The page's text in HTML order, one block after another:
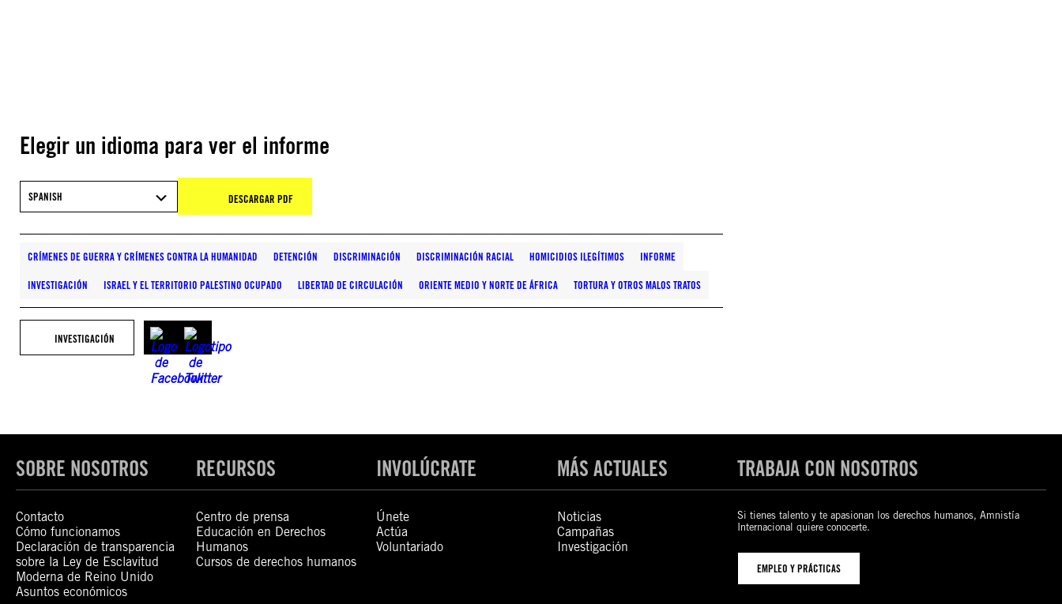
Elegir un idioma para ver el informe
SPANISH DESCARGAR PDF
CRÍMENES DE GUERRA Y CRÍMENES CONTRA LA HUMANIDAD DETENCIÓN DISCRIMINACIÓN DISCRIMINACIÓN RACIAL HOMICIDIOS ILEGÍTIMOS INFORME
INVESTIGACIÓN ISRAEL Y EL TERRITORIO PALESTINO OCUPADO LIBERTAD DE CIRCULACIÓN ORIENTE MEDIO Y NORTE DE ÁFRICA TORTURA Y OTROS MALOS TRATOS
INVESTIGACIÓN
SOBRE NOSOTROS
Contacto
Cómo funcionamos
Declaración de transparencia
sobre la Ley de Esclavitud
Moderna de Reino Unido
Asuntos económicos
RECURSOS
Centro de prensa
Educación en Derechos
Humanos
Cursos de derechos humanos
INVOLÚCRATE
Únete
Actúa
Voluntariado
MÁS ACTUALES
Noticias
Campañas
Investigación
TRABAJA CON NOSOTROS
Si tienes talento y te apasionan los derechos humanos, Amnistía
Internacional quiere conocerte.
EMPLEO Y PRÁCTICAS